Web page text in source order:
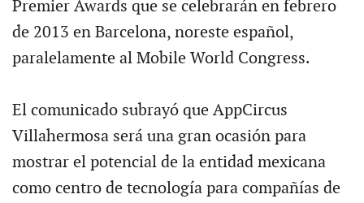
Premier Awards que se celebrarán en febrero
de 2013 en Barcelona, noreste español,
paralelamente al Mobile World Congress.
El comunicado subrayó que AppCircus
Villahermosa será una gran ocasión para
mostrar el potencial de la entidad mexicana
como centro de tecnología para compañías de